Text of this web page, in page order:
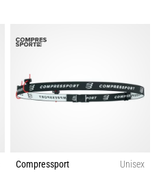
Compressport
Unisex